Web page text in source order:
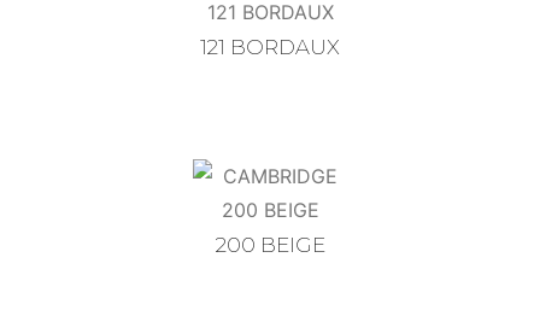
121 BORDAUX
200 BEIGE